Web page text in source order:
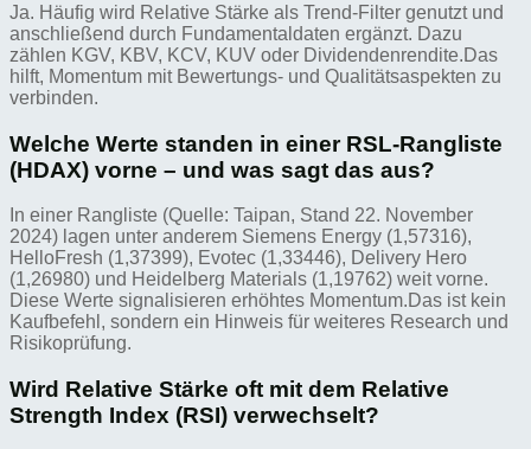
Ja. Häufig wird Relative Stärke als Trend-Filter genutzt und
anschließend durch Fundamentaldaten ergänzt. Dazu
zählen KGV, KBV, KCV, KUV oder Dividendenrendite.Das
hilft, Momentum mit Bewertungs- und Qualitätsaspekten zu
verbinden.
Welche Werte standen in einer RSL-Rangliste
(HDAX) vorne – und was sagt das aus?
In einer Rangliste (Quelle: Taipan, Stand 22. November
2024) lagen unter anderem Siemens Energy (1,57316),
HelloFresh (1,37399), Evotec (1,33446), Delivery Hero
(1,26980) und Heidelberg Materials (1,19762) weit vorne.
Diese Werte signalisieren erhöhtes Momentum.Das ist kein
Kaufbefehl, sondern ein Hinweis für weiteres Research und
Risikoprüfung.
Wird Relative Stärke oft mit dem Relative
Strength Index (RSI) verwechselt?